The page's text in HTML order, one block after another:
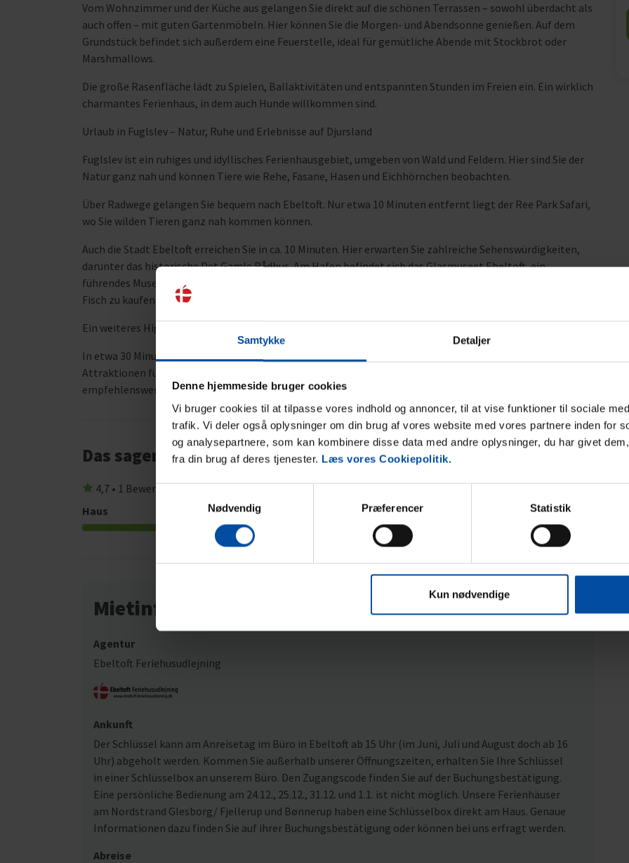
Samtykke Detaljer
Denne hjemmeside bruger cookies
Vi bruger cookies til at tilpasse vores indhold og annoncer, til at vise funktioner til sociale
trafik. Vi deler også oplysninger om din brug af vores website med vores partnere inden for
og analysepartnere, som kan kombinere disse data med andre oplysninger, du har givet
fra din brug af deres tjenester. Læs vores Cookiepolitik.
Samtykkevalg
Nødvendig
Præferencer Statistik
Kun nødvendige
Vom Wohnzimmer und der Küche aus gelangen Sie direkt auf die schönen Terrassen – sowohl überdacht als
auch offen – mit guten Gartenmöbeln. Hier können Sie die Morgen- und Abendsonne genießen. Auf dem
Grundstück befindet sich außerdem eine Feuerstelle, ideal für gemütliche Abende mit Stockbrot oder
Marshmallows.
Die große Rasenfläche lädt zu Spielen, Ballaktivitäten und entspannten Stunden im Freien ein. Ein wirklich
charmantes Ferienhaus, in dem auch Hunde willkommen sind.
Urlaub in Fuglslev – Natur, Ruhe und Erlebnisse auf Djursland
Fuglslev ist ein ruhiges und idyllisches Ferienhausgebiet, umgeben von Wald und Feldern. Hier sind Sie der
Natur ganz nah und können Tiere wie Rehe, Fasane, Hasen und Eichhörnchen beobachten.
Über Radwege gelangen Sie bequem nach Ebeltoft. Nur etwa 10 Minuten entfernt liegt der Ree Park Safari,
wo Sie wilden Tieren ganz nah kommen können.
Auch die Stadt Ebeltoft erreichen Sie in ca. 10 Minuten. Hier erwarten Sie zahlreiche Sehenswürdigkeiten,
darunter das historische Det Gamle Rådhus. Am Hafen befindet sich das Glasmuseet Ebeltoft, ein
führendes Museum für moderne Glaskunst, sowie mehrere Restaurants und Möglichkeiten, täglich frischen
Fisch zu kaufen.
Ein weiteres Highlight ist die Fregatten Jylland – eine der beliebtesten Attraktionen der Region.
In etwa 30 Minuten erreichen Sie den Djurs Sommerland, den größten Freizeitpark Skandinaviens mit
Attraktionen für die ganze Familie. Auch ein Besuch im Kattegatcentret mit Haien und Pinguinen ist sehr
empfehlenswert.
Das sagen andere Urlauber
4,7 • 1 Bewertungen
Haus
Grundstück
5,0
5,0
Mietinformationen
Agentur
Ebeltoft Feriehusudlejning
Ankunft
Der Schlüssel kann am Anreisetag im Büro in Ebeltoft ab 15 Uhr (im Juni, Juli und August doch ab 16
Uhr) abgeholt werden. Kommen Sie außerhalb unserer Öffnungszeiten, erhalten Sie Ihre Schlüssel
in einer Schlüsselbox an unserem Büro. Den Zugangscode finden Sie auf der Buchungsbestätigung.
Eine persönliche Bedienung am 24.12., 25.12., 31.12. und 1.1. ist nicht möglich. Unsere Ferienhäuser
am Nordstrand Glesborg/ Fjellerup und Bønnerup haben eine Schlüsselbox direkt am Haus. Genaue
Informationen dazu finden Sie auf ihrer Buchungsbestätigung oder können bei uns erfragt werden.
Abreise